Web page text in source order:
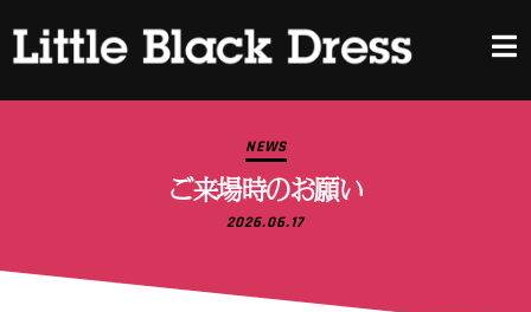
NEWS
ご来場時のお願い
2026.06.17